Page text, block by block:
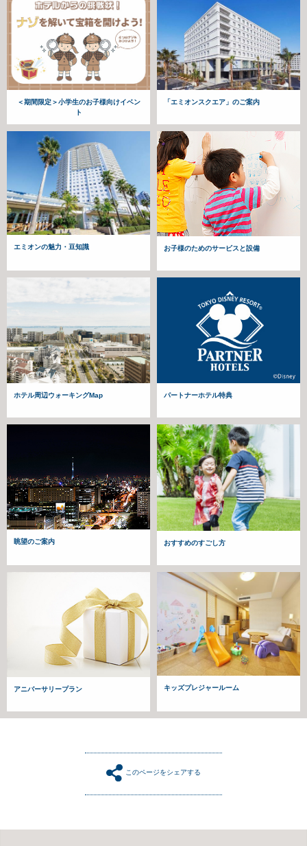
＜期間限定＞小学生のお子様向けイベン
ト
「エミオンスクエア」のご案内
エミオンの魅力・豆知識 お子様のためのサービスと設備
ホテル周辺ウォーキングMap パートナーホテル特典
眺望のご案内 おすすめのすごし方
アニバーサリープラン キッズプレジャールーム
このページをシェアする